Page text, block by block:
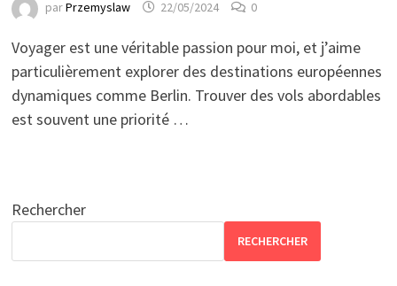
parPrzemyslaw 22/05/2024 0
Voyager est une véritable passion pour moi, et j’aime
particulièrement explorer des destinations européennes
dynamiques comme Berlin. Trouver des vols abordables
est souvent une priorité …
Rechercher
RECHERCHER